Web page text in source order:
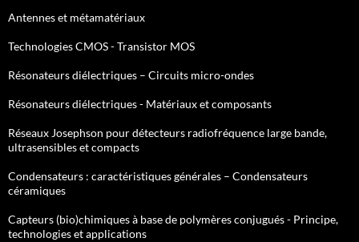
Antennes et métamatériaux
Technologies CMOS - Transistor MOS
Résonateurs diélectriques – Circuits micro-ondes
Résonateurs diélectriques - Matériaux et composants
Réseaux Josephson pour détecteurs radiofréquence large bande,
ultrasensibles et compacts
Condensateurs : caractéristiques générales – Condensateurs
céramiques
Capteurs (bio)chimiques à base de polymères conjugués - Principe,
technologies et applications